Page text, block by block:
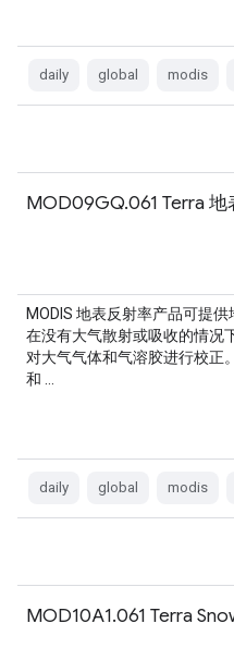
daily global modis
MOD09GQ.061 Terra
MODIS 地表反射率产品可提
在没有大气散射或吸收的情况
对大气气体和气溶胶进行校正
和 …
daily global modis
MOD10A1.061 Terra